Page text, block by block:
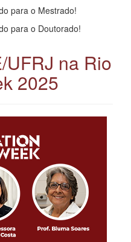
para o Mestrado!
para o Doutorado!
UFRJ na Rio
2025